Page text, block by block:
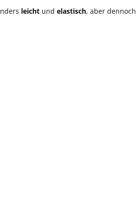
leicht und elastisch, aber dennoch